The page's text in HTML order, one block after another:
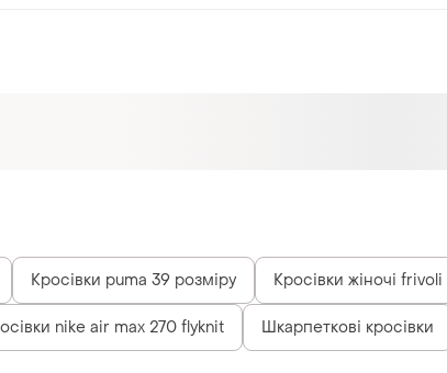
Кросівки puma 39 розміру Кросівки жіночі frivoli
nike air max 270 flyknit Шкарпеткові кросівки